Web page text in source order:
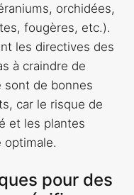
orchidées,
fougères, etc.).
les directives des
à craindre de
sont de bonnes
car le risque de
et les plantes
optimale.
pour des